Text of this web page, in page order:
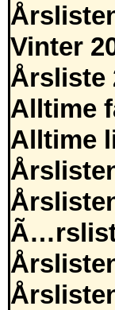
Vinter
Årsliste
Alltime
Alltime